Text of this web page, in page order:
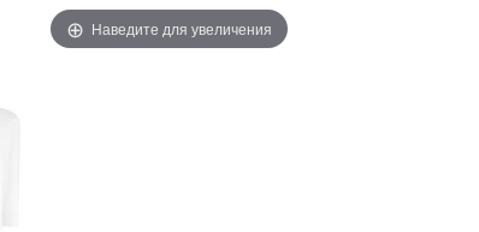
Наведите для увеличения